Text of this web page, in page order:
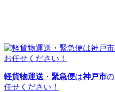
軽貨物運送 ・ 緊急便は神戸市の
任せください！